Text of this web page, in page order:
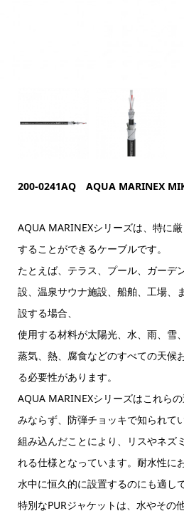
200-0241AQ AQUA MARINEX
AQUA MARINEXシリーズは、特に
することができるケーブルです。
たとえば、テラス、プール、ガーデ
設、温泉サウナ施設、船舶、工場、
設する場合、
使用する材料が太陽光、水、雨、雪
蒸気、熱、腐食などのすべての天候
る必要性があります。
AQUA MARINEXシリーズはこれら
みならず、防弾チョッキで知られて
組み込んだことにより、リスやネズ
れる仕様となっています。耐水性に
水中に恒久的に設置するのにも適し
特別なPURジャケットは、水やその